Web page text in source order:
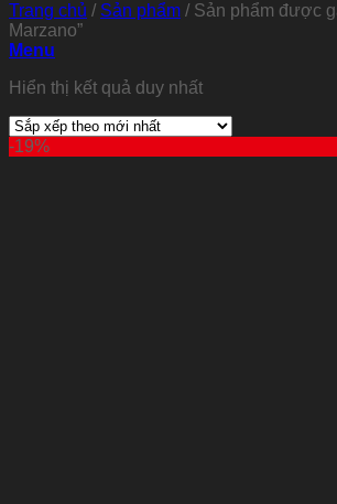
Trang chủ / Sản phẩm / Sản phẩm được
Marzano”
Menu
Hiển thị kết quả duy nhất
-19%